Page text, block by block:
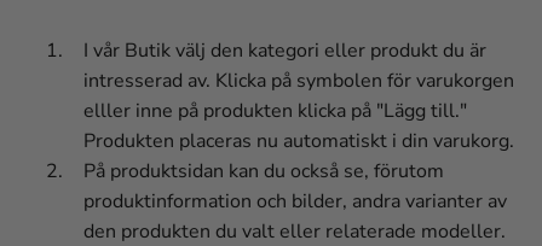
I vår Butik välj den kategori eller produkt du är
intresserad av. Klicka på symbolen för varukorgen
elller inne på produkten klicka på "Lägg till."
Produkten placeras nu automatiskt i din varukorg.
På produktsidan kan du också se, förutom
produktinformation och bilder, andra varianter av
den produkten du valt eller relaterade modeller.